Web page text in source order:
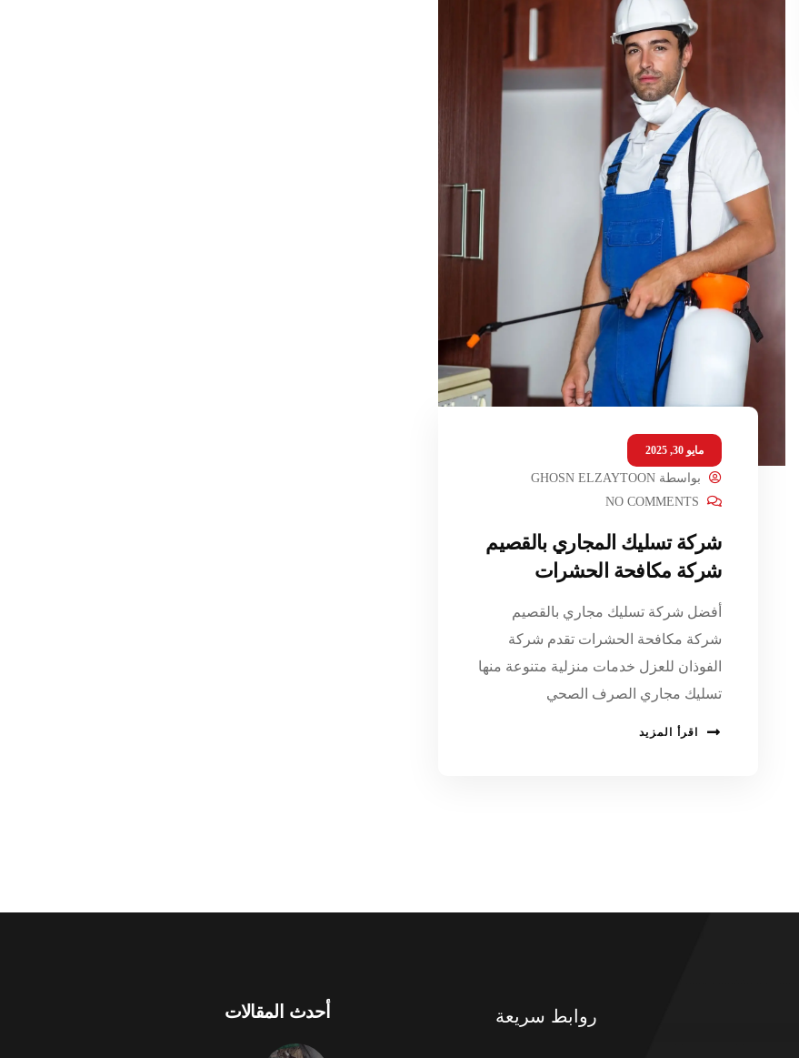
مايو 30, 2025
بواسطةGHOSN ELZAYTOON
NO COMMENTS
شركة تسليك المجاري بالقصيم
شركة مكافحة الحشرات
أفضل شركة تسليك مجاري بالقصيم
شركة مكافحة الحشرات تقدم شركة
الفوذان للعزل خدمات منزلية متنوعة منها
تسليك مجاري الصرف الصحي
اقرأ المزيد
روابط سريعة أحدث المقالات